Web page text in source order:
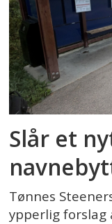
Slår et
Tønnes
ypperlig